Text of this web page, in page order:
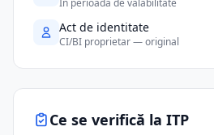
În perioada de valabilitate
Act de identitate
CI/BI proprietar — original
Ce se verifică la ITP